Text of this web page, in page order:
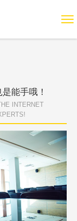
能手哦！
INTERNET